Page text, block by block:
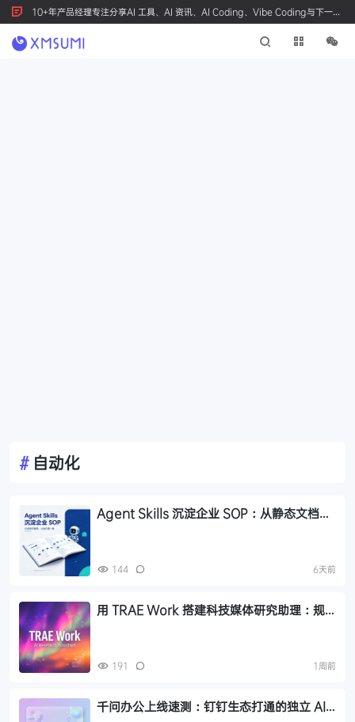
10+年产品经理专注分享AI 工具、AI 资讯、AI Coding、Vibe Coding与下一代
产品创新，按 Ctrl+D 收藏我们
# 自动化
Agent Skills 沉淀企业 SOP：从静态文档到
144 6天前
用 TRAE Work 搭建科技媒体研究助理：规
191 1周前
千问办公上线速测：钉钉生态打通的独立 AI